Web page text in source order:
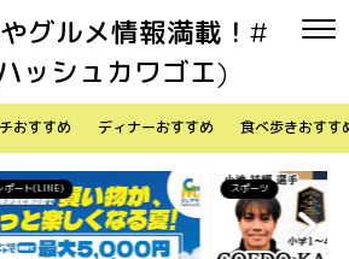
グルメ情報満載！#
ッシュカワゴエ)
おすすめ ディナーおすすめ 食べ歩きおすす
ツ 生活